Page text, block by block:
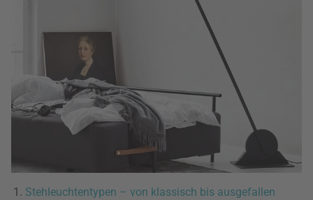
Stehleuchtentypen – von klassisch bis ausgefallen